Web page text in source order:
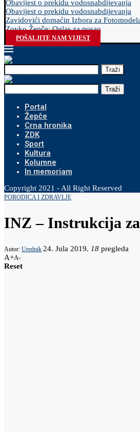
Obavijest o prekidu vodosnabdijevanja
Obavijest o prekidu vodosnabdijevanja
Zavidovići domaćin Izbora za
Zovko Žepče: Oglas za posao
POŠALJITE NAM VIJEST
Traži
Traži
Portal
Žepče
Crna hronika
ZDK
Sport
Kultura
Kolumne
In memoriam
Copyright 2021 - All Right Reserved
PORODICA I ZDRAVLJE
INZ – Instrukcija
Autor: Urednik 24. Jula 2019. 18 pregleda
A+A-
Reset